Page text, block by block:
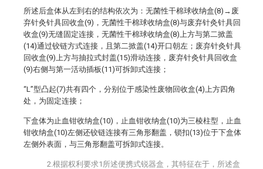
所述后盒体从左到右的结构依次为：无菌性干棉球收纳盒(8)→废
弃针灸针具回收盒(9)，无菌性干棉球收纳盒(8)与废弃针灸针具回
收盒(9)无缝固定连接，无菌性干棉球收纳盒(8)上方与第二掀盖
(14)通过铰链方式连接，且第二掀盖(14)开口朝左；废弃针灸针具
回收盒(9)上方与抽拉式封盖(15)滑动连接，废弃针灸针具回收盒
(9)右侧与第一活动插板(11)可拆卸式连接；
“L”型凸起(7)共有四个，分别位于感染性废物回收盒(4)上方四角
处，为固定连接；
下盒体为止血钳收纳盒(10)，止血钳收纳盒(10)为三棱柱型，止血
钳收纳盒(10)左侧还铰链连接有三角形翻盖，锁扣(13)位于下盒体
左侧外表面，与三角形翻盖可拆卸式连接。
2.根据权利要求1所述便携式锐器盒，其特征在于，所述盒